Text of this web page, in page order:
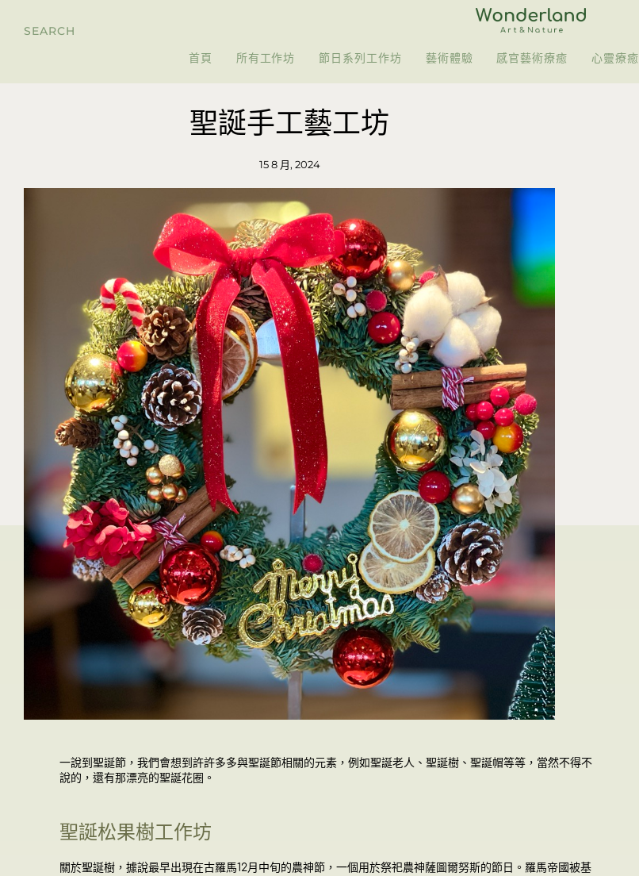
SEARCH
首頁
所有工作坊 節日系列工作坊 藝術體驗 感官藝術療癒 心靈療癒
聖誕手工藝工坊
15 8 月, 2024
一說到聖誕節，我們會想到許許多多與聖誕節相關的元素，例如聖誕老人、聖誕樹、聖誕帽等等，當然不得不
說的，還有那漂亮的聖誕花圈。
聖誕松果樹工作坊
關於聖誕樹， 據說最早出現在古羅馬12月中旬的農神節，一個用於祭祀農神薩圖爾努斯的節日。羅馬帝國被基